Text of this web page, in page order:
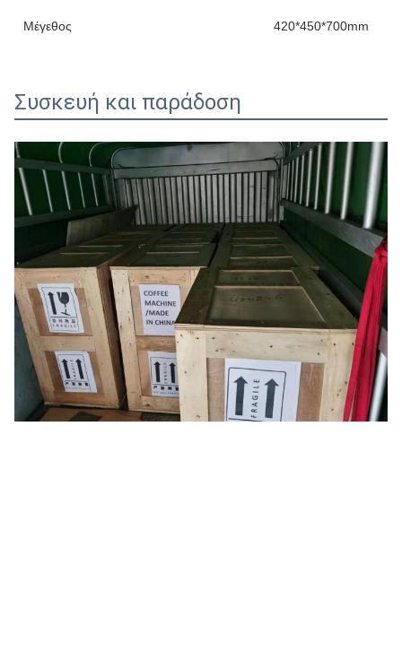
Μέγεθος 420*450*700mm
Συσκευή και παράδοση